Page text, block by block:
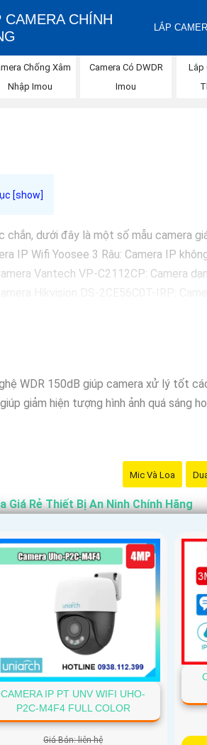
CAMERA CHÍNH
LẮP
Chống Xâm
Nhập Imou
Camera Có DWDR
Imou
Lắp
chắn, dưới đây là một số mẫu camera
IP Wifi Yoosee 3 Râu: Camera IP
Vantech VP-C2112CP: Camera
tra kỹ thông số kỹ thuật cũng như
WDR 150dB giúp camera xử lý tốt
giảm hiện tượng hình ảnh quá sáng
Mic Và Loa
Giá Rẻ Thiết Bị An Ninh Chính Hãng
CAMERA IP PT UNV WIFI UHO-
P2C-M4F4 FULL COLOR
Giá Bán: liên hệ